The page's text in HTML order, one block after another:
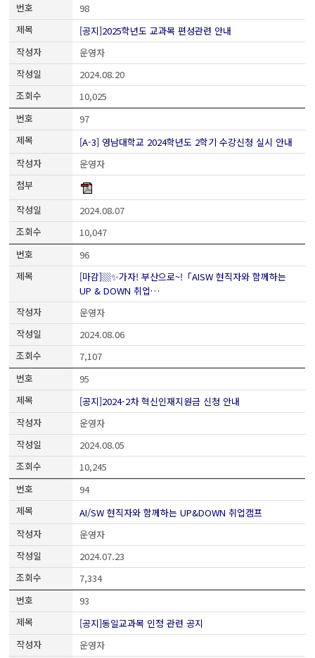
98
[공지]2025학년도 교과목 편성관련 안내
운영자
2024.08.20
10,025
97
[A-3] 영남대학교 2024학년도 2학기 수강신청 실시 안내
운영자
2024.08.07
10,047
96
[마감]▒✨가자! 부산으로~!「AISW 현직자와 함께하는
UP & DOWN 취업…
운영자
2024.08.06
7,107
95
[공지]2024-2차 혁신인재지원금 신청 안내
운영자
2024.08.05
10,245
94
AI/SW 현직자와 함께하는 UP&DOWN 취업캠프
운영자
2024.07.23
7,334
93
[공지]동일교과목 인정 관련 공지
운영자